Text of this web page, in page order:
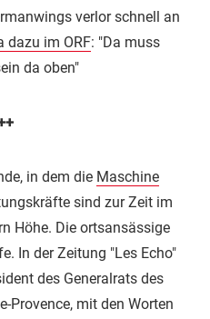
verlor schnell an
dazu im ORF: "Da muss
da oben"
in dem die Maschine
sind zur Zeit im
Höhe. Die ortsansässige
In der Zeitung "Les Echo"
des Generalrats des
Provence, mit den Worten